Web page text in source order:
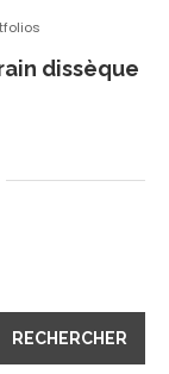
dissèque
RECHERCHER